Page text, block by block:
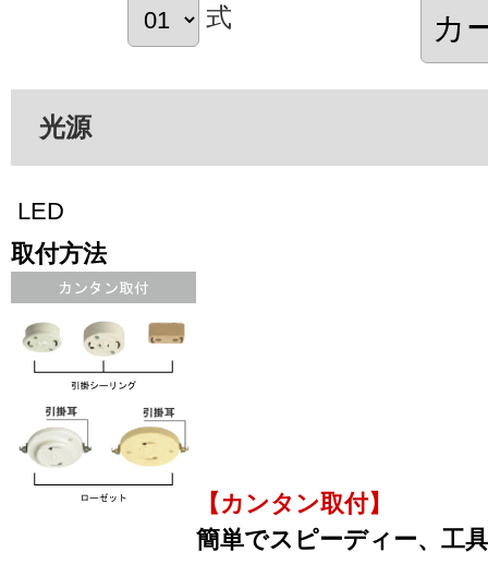
式
光源
LED
取付方法
【カンタン取付】
簡単でスピーディー、工